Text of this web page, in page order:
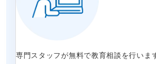
専門スタッフが無料で教育相談を行いま